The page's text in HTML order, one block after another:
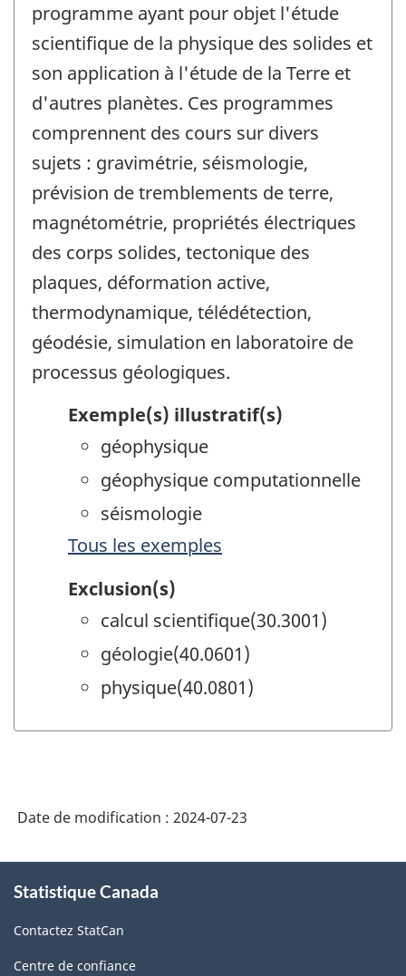
programme ayant pour objet l'étude
scientifique de la physique des solides et
son application à l'étude de la Terre et
d'autres planètes. Ces programmes
comprennent des cours sur divers
sujets : gravimétrie, séismologie,
prévision de tremblements de terre,
magnétométrie, propriétés électriques
des corps solides, tectonique des
plaques, déformation active,
thermodynamique, télédétection,
géodésie, simulation en laboratoire de
processus géologiques.
Exemple(s) illustratif(s)
géophysique
géophysique computationnelle
séismologie
Tous les exemples
Exclusion(s)
calcul scientifique(30.3001)
géologie(40.0601)
physique(40.0801)
Date de modification : 2024-07-23
propos
ce
site
Statistique Canada
Contactez StatCan
Centre de confiance